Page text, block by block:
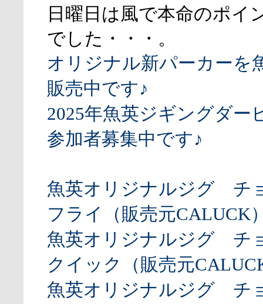
日曜日は風で本命のポイ
でした・・・。
オリジナル新パーカーを
販売中です♪
2025年魚英ジギングダー
参加者募集中です♪
魚英オリジナルジグ チ
フライ（販売元CALUCK
魚英オリジナルジグ チ
クイック（販売元
魚英オリジナルジグ チ